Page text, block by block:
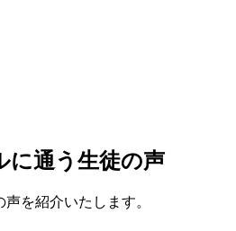
に通う生徒の声
を紹介いたします。